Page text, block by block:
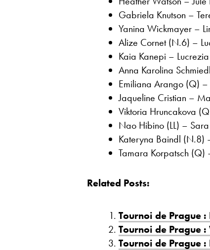
Gabriela Knutson –
Yanina Wickmayer –
Alize Cornet (N.6) –
Kaia Kanepi –
Anna Karolina
Emiliana Arango (Q)
Jaqueline Cristian –
Viktoria Hruncakova
Nao Hibino (LL) –
Kateryna Baindl (N.8)
Tamara Korpatsch
Related Posts:
Tournoi de Prague
Tournoi de Prague
Tournoi de Prague